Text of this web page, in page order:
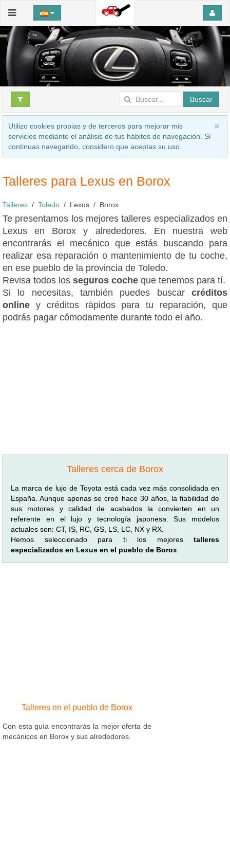
Buscar
Utilizo cookies propias y de terceros para mejorar mis
servicios mediante el análisis de tus hábitos de navegación. Si
continuas navegando, considero que aceptas su uso.
Talleres para Lexus en Borox
Talleres Toledo Lexus Borox
Te presentamos los mejores talleres especializados en
Lexus en Borox y alrededores. En nuestra web
encontrarás el mecánico que estás buscando para
realizar esa reparación o mantenimiento de tu coche,
en ese pueblo de la provincia de Toledo.
Revisa todos los seguros coche que tenemos para tí.
Si lo necesitas, también puedes buscar créditos
online y créditos rápidos para tu reparación, que
podrás pagar cómodamente durante todo el año.
Talleres cerca de Borox
La marca de lujo de Toyota está cada vez más consolidada en
España. Aunque apenas se creó hace 30 años, la fiabilidad de
sus motores y calidad de acabados la convierten en un
referente en el lujo y tecnología japonesa. Sus modelos
actuales son: CT, IS, RC, GS, LS, LC, NX y RX.
Hemos seleccionado para ti los mejores talleres
especializados en Lexus en el pueblo de Borox
Talleres en el pueblo de Borox
Con esta guía encontrarás la mejor oferta de
mecánicos en Borox y sus alrededores.